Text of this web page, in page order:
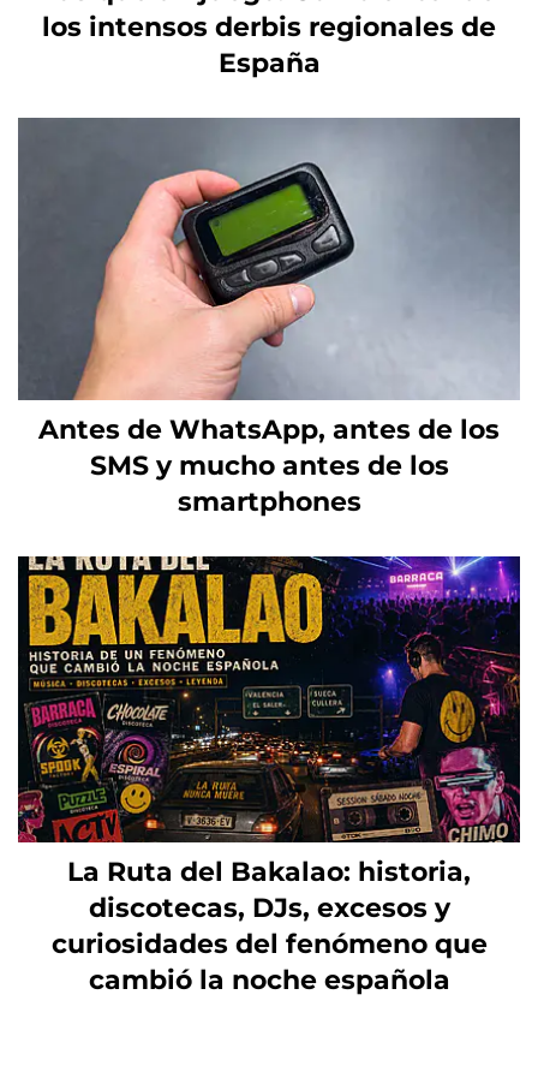
los intensos derbis regionales de
España
Antes de WhatsApp, antes de los
SMS y mucho antes de los
smartphones
La Ruta del Bakalao: historia,
discotecas, DJs, excesos y
curiosidades del fenómeno que
cambió la noche española